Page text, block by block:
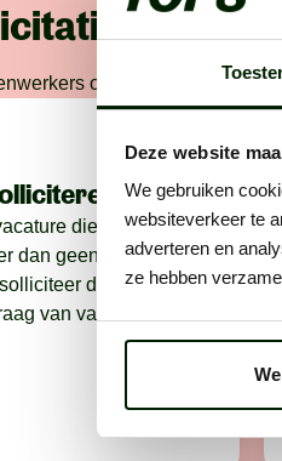
Deze website
We gebruiken
websiteverkeer te
adverteren en
ze hebben
om de beste in hun
die perfect bij je
dan geen gras over
direct. Want
van vakidioten